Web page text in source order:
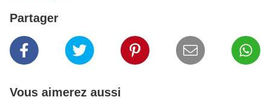
Partager
Vous aimerez aussi